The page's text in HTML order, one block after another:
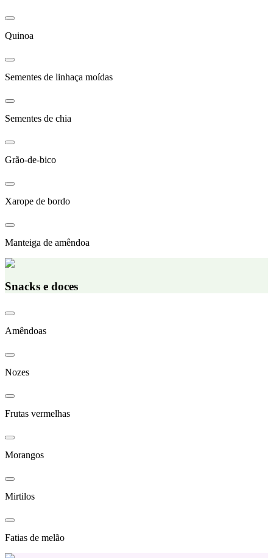
Quinoa
Sementes de linhaça moídas
Sementes de chia
Grão-de-bico
Xarope de bordo
Manteiga de amêndoa
Snacks e doces
Amêndoas
Nozes
Frutas vermelhas
Morangos
Mirtilos
Fatias de melão